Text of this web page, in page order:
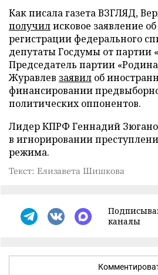
Как писала газета ВЗГЛЯД,
получилисковое заявление
регистрации федерального
депутаты Госдумы от партии
Председатель партии
Журавлев заявил об
финансировании
политических оппонентов.
Лидер КПРФ Геннадий
в игнорировании
режима.
Текст: Елизавета Шишкова
каналы